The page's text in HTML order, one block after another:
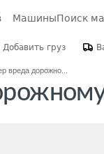
МашиныПоиск
Добавить груз
вреда дорожно...